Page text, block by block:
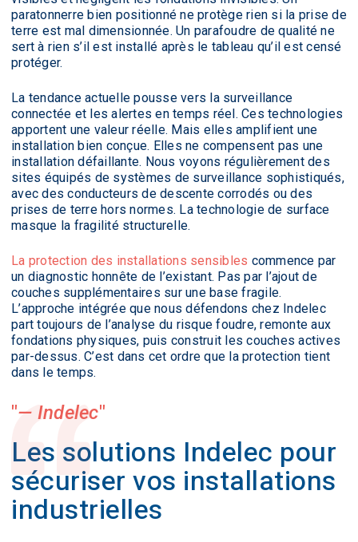
paratonnerre bien positionné ne protège rien si la prise de
terre est mal dimensionnée. Un parafoudre de qualité ne
sert à rien s’il est installé après le tableau qu’il est censé
protéger.
La tendance actuelle pousse vers la surveillance
connectée et les alertes en temps réel. Ces technologies
apportent une valeur réelle. Mais elles amplifient une
installation bien conçue. Elles ne compensent pas une
installation défaillante. Nous voyons régulièrement des
sites équipés de systèmes de surveillance sophistiqués,
avec des conducteurs de descente corrodés ou des
prises de terre hors normes. La technologie de surface
masque la fragilité structurelle.
La protection des installations sensibles commence par
un diagnostic honnête de l’existant. Pas par l’ajout de
couches supplémentaires sur une base fragile.
L’approche intégrée que nous défendons chez Indelec
part toujours de l’analyse du risque foudre, remonte aux
fondations physiques, puis construit les couches actives
par-dessus. C’est dans cet ordre que la protection tient
dans le temps.
— Indelec
Les solutions Indelec pour
sécuriser vos installations
industrielles